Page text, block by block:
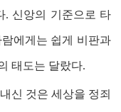
. 신앙의 기준으로 타
에게는 쉽게 비판과
태도는 달랐다.
신 것은 세상을 정죄